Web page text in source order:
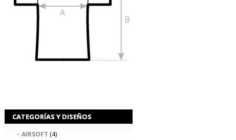
CATEGORÍAS Y DISEÑOS
- AIRSOFT (4)